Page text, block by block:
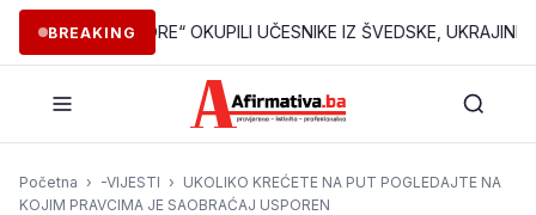
BREAKING
I DIJASPORE“ OKUPILI UČESNIKE IZ ŠVEDSKE, UKRAJINE,
Početna › -VIJESTI › UKOLIKO KREĆETE NA PUT POGLEDAJTE NA
KOJIM PRAVCIMA JE SAOBRAĆAJ USPOREN